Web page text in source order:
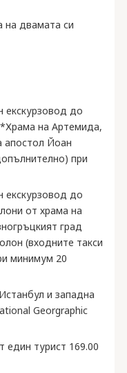
на двамата си
екскурзовод до
на Артемида,
апостол Йоан
при
екскурзовод до
от храма на
град
(входните такси
минимум 20
и западна
Georgraphic
един турист 169.00